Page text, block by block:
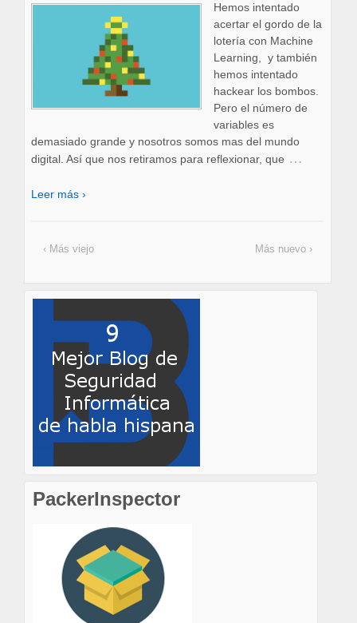
Hemos intentado
acertar el gordo de la
lotería con Machine
Learning, y también
hemos intentado
hackear los bombos.
Pero el número de
variables es
demasiado grande y nosotros somos mas del mundo
digital. Así que nos retiramos para reflexionar, que …
Leer más ›
‹ Más viejo Más nuevo ›
PackerInspector